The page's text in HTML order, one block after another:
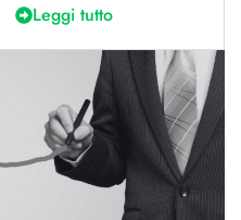
Leggi tutto